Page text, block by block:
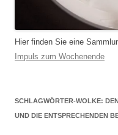
Hier finden Sie eine
Impuls zum Wochenende
SCHLAGWÖRTER-WOLKE:
UND DIE ENTSPRECHENDEN